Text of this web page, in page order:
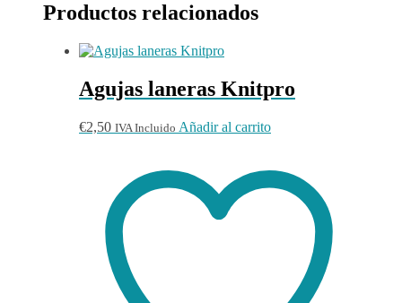
Productos relacionados
Agujas laneras Knitpro
€2,50 IVA Incluido Añadir al carrito